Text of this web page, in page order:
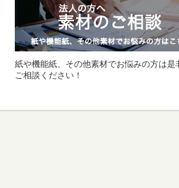
紙や機能紙、その他素材でお悩みの方は是
ご相談ください！